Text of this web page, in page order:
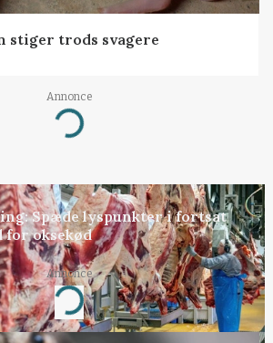
stiger trods svagere
Annonce
Loading...
Spæde lyspunkter i fortsat
for oksekød
Annonce
Loading...